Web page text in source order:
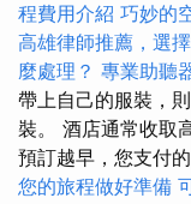
程費用介紹 巧妙的
高雄律師推薦，選
麼處理？ 專業助聽
帶上自己的服裝，
裝。 酒店通常收取
預訂越早，您支付
您的旅程做好準備